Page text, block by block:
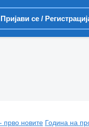
Пријави се /
прво новите Година на